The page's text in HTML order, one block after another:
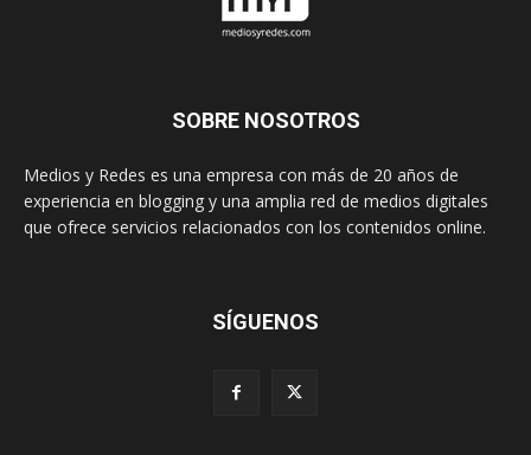
SOBRE NOSOTROS
Medios y Redes es una empresa con más de 20 años de
experiencia en blogging y una amplia red de medios digitales
que ofrece servicios relacionados con los contenidos online.
SÍGUENOS